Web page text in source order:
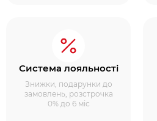
Система лояльності
Знижки, подарунки до
замовлень, розстрочка
0% до 6 міс